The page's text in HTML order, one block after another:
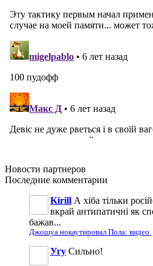
Новости партнеров
Последние комментарии
Kirill А хіба тільки
вкрай антипатичні як
бажав...
Джошуа нокаутировал Пола: видео
Угу Сильно!